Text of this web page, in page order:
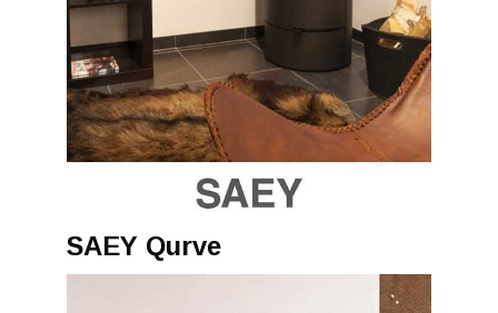
SAEY Qurve